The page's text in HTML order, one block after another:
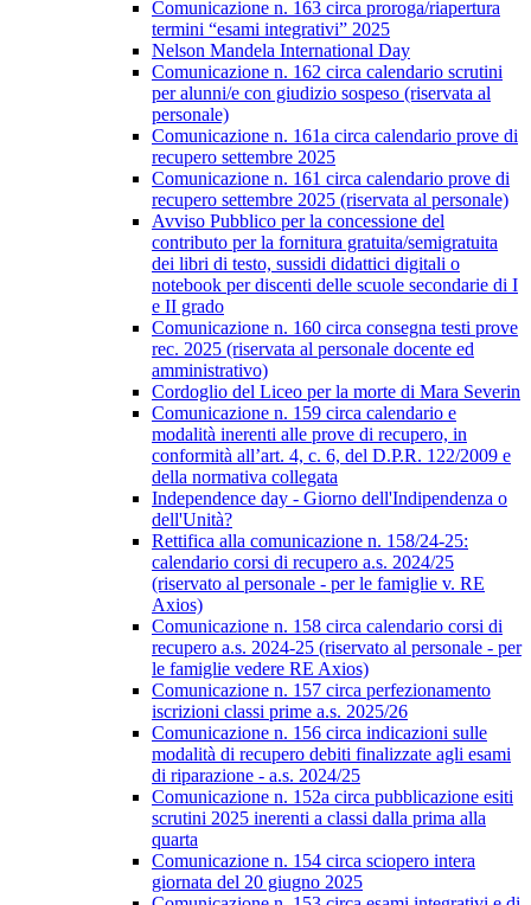
Comunicazione n. 163 circa proroga/riapertura
termini “esami integrativi” 2025
Nelson Mandela International Day
Comunicazione n. 162 circa calendario scrutini
per alunni/e con giudizio sospeso (riservata al
personale)
Comunicazione n. 161a circa calendario prove di
recupero settembre 2025
Comunicazione n. 161 circa calendario prove di
recupero settembre 2025 (riservata al personale)
Avviso Pubblico per la concessione del
contributo per la fornitura gratuita/semigratuita
dei libri di testo, sussidi didattici digitali o
notebook per discenti delle scuole secondarie di I
e II grado
Comunicazione n. 160 circa consegna testi prove
rec. 2025 (riservata al personale docente ed
amministrativo)
Cordoglio del Liceo per la morte di Mara Severin
Comunicazione n. 159 circa calendario e
modalità inerenti alle prove di recupero, in
conformità all’art. 4, c. 6, del D.P.R. 122/2009 e
della normativa collegata
Independence day - Giorno dell'Indipendenza o
dell'Unità?
Rettifica alla comunicazione n. 158/24-25:
calendario corsi di recupero a.s. 2024/25
(riservato al personale - per le famiglie v. RE
Axios)
Comunicazione n. 158 circa calendario corsi di
recupero a.s. 2024-25 (riservato al personale - per
le famiglie vedere RE Axios)
Comunicazione n. 157 circa perfezionamento
iscrizioni classi prime a.s. 2025/26
Comunicazione n. 156 circa indicazioni sulle
modalità di recupero debiti finalizzate agli esami
di riparazione - a.s. 2024/25
Comunicazione n. 152a circa pubblicazione esiti
scrutini 2025 inerenti a classi dalla prima alla
quarta
Comunicazione n. 154 circa sciopero intera
giornata del 20 giugno 2025